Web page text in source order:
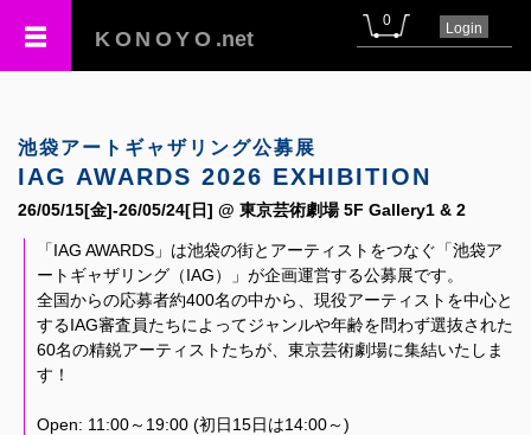
KONOYO .net
0 Login
池袋アートギャザリング公募展
IAG AWARDS 2026 EXHIBITION
26/05/15[金]-26/05/24[日] @ 東京芸術劇場 5F Gallery1 & 2
「IAG AWARDS」は池袋の街とアーティストをつなぐ「池袋ア
ートギャザリング（IAG）」が企画運営する公募展です。
全国からの応募者約400名の中から、現役アーティストを中心と
するIAG審査員たちによってジャンルや年齢を問わず選抜された
60名の精鋭アーティストたちが、東京芸術劇場に集結いたしま
す！
Open: 11:00～19:00 (初日15日は14:00～)